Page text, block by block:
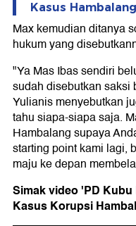
Kasus Hambalang
Max kemudian ditanya
hukum yang
"Ya Mas Ibas sendiri
sudah disebutkan saksi
Yulianis menyebutkan
tahu siapa-siapa saja.
Hambalang supaya
starting point kami lagi,
maju ke depan
Simak video 'PD
Kasus Korupsi